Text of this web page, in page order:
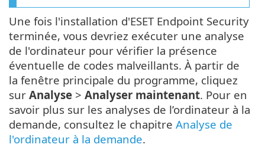
Une fois l'installation d'ESET Endpoint Security
terminée, vous devriez exécuter une analyse
de l'ordinateur pour vérifier la présence
éventuelle de codes malveillants. À partir de
la fenêtre principale du programme, cliquez
sur Analyse > Analyser maintenant. Pour en
savoir plus sur les analyses de l’ordinateur à la
demande, consultez le chapitre Analyse de
l'ordinateur à la demande.